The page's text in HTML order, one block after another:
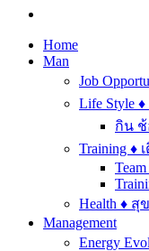
Home
Man
Job
Life Style
กิน ช้
Training ♦
Health ♦
Management
Energy